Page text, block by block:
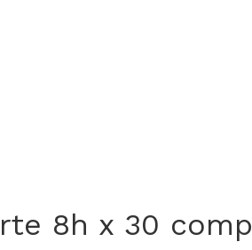
8h x 30 comp